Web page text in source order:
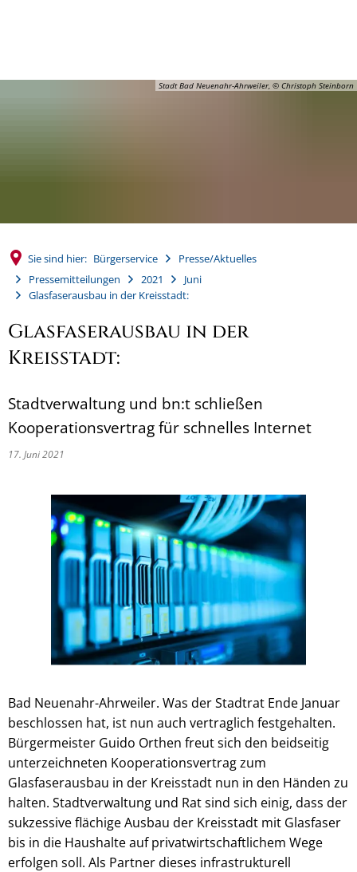
Stadt Bad Neuenahr-Ahrweiler, © Christoph Steinborn
Sie sind hier: Bürgerservice
Presse/Aktuelles
Pressemitteilungen
2021
Juni
Glasfaserausbau in der Kreisstadt:
Glasfaserausbau in der
Kreisstadt:
Stadtverwaltung und bn:t schließen
Kooperationsvertrag für schnelles Internet
17. Juni 2021
Bad Neuenahr-Ahrweiler. Was der Stadtrat Ende Januar
beschlossen hat, ist nun auch vertraglich festgehalten.
Bürgermeister Guido Orthen freut sich den beidseitig
unterzeichneten Kooperationsvertrag zum
Glasfaserausbau in der Kreisstadt nun in den Händen zu
halten. Stadtverwaltung und Rat sind sich einig, dass der
sukzessive flächige Ausbau der Kreisstadt mit Glasfaser
bis in die Haushalte auf privatwirtschaftlichem Wege
erfolgen soll. Als Partner dieses infrastrukturell